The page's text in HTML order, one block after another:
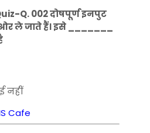
Q. 002 दोषपूर्ण इनपुट
ले जाते हैं। इसे _______
नहीं
Cafe